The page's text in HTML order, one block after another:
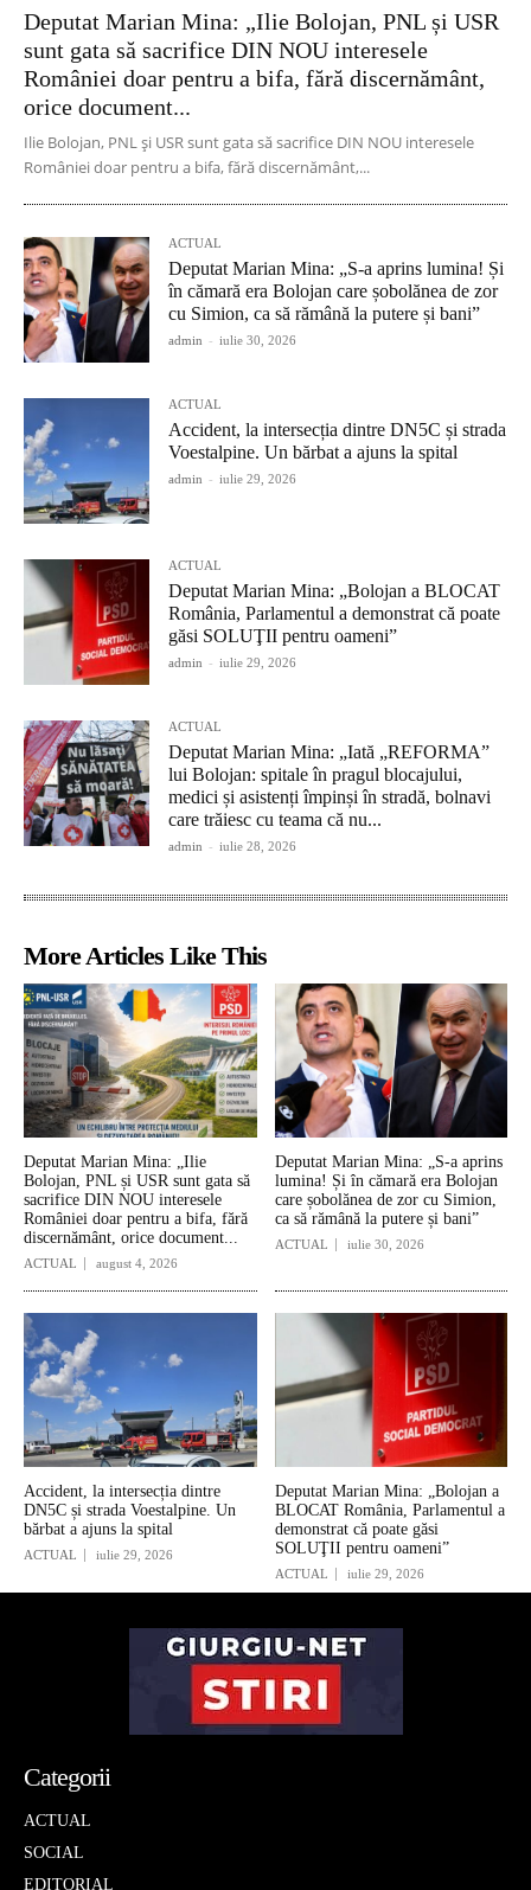
Deputat Marian Mina: „Ilie Bolojan, PNL și USR
sunt gata să sacrifice DIN NOU interesele
României doar pentru a bifa, fără discernământ,
orice document...
Ilie Bolojan, PNL și USR sunt gata să sacrifice DIN NOU interesele
României doar pentru a bifa, fără discernământ,...
ACTUAL
Deputat Marian Mina: „S-a aprins lumina! Și
în cămară era Bolojan care șobolănea de zor
cu Simion, ca să rămână la putere și bani”
admin - iulie 30, 2026
ACTUAL
Accident, la intersecția dintre DN5C și strada
Voestalpine. Un bărbat a ajuns la spital
admin - iulie 29, 2026
ACTUAL
Deputat Marian Mina: „Bolojan a BLOCAT
România, Parlamentul a demonstrat că poate
găsi SOLUŢII pentru oameni”
admin - iulie 29, 2026
ACTUAL
Deputat Marian Mina: „Iată „REFORMA”
lui Bolojan: spitale în pragul blocajului,
medici și asistenți împinși în stradă, bolnavi
care trăiesc cu teama că nu...
admin - iulie 28, 2026
More Articles Like This
Deputat Marian Mina: „Ilie
Bolojan, PNL și USR sunt gata să
sacrifice DIN NOU interesele
României doar pentru a bifa, fără
discernământ, orice document...
ACTUAL august 4, 2026
Deputat Marian Mina: „S-a aprins
lumina! Și în cămară era Bolojan
care șobolănea de zor cu Simion,
ca să rămână la putere și bani”
ACTUAL iulie 30, 2026
Accident, la intersecția dintre
DN5C și strada Voestalpine. Un
bărbat a ajuns la spital
ACTUAL iulie 29, 2026
Deputat Marian Mina: „Bolojan a
BLOCAT România, Parlamentul a
demonstrat că poate găsi
SOLUŢII pentru oameni”
ACTUAL iulie 29, 2026
Categorii
ACTUAL
SOCIAL
EDITORIAL